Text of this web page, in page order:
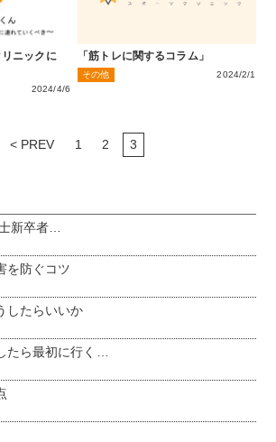
ニックに
2024/4/6
「筋トレに関するコラム」
その他 2024/2/1
< PREV 1 2 3
新卒者…
を防ぐコツ
したらいいか
たら最初に行く…